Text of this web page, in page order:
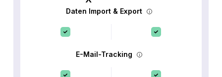
Daten Import & Export
E-Mail-Tracking